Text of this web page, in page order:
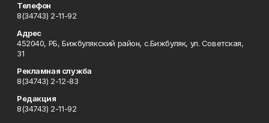
Телефон
8(34743) 2-11-92
Адрес
452040, РБ, Бижбулякский район, с.Бижбуляк, ул. Советская,
31
Рекламная служба
8(34743) 2-12-83
Редакция
8(34743) 2-11-92